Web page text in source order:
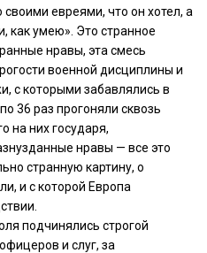
евреями, что он хотел, а
как умею». Это странное
нравы, эта смесь
военной дисциплины и
с которыми забавлялись в
36 раз прогоняли сквозь
на них государя,
нравы — все это
странную картину, о
и с которой Европа
подчинялись строгой
и слуг, за